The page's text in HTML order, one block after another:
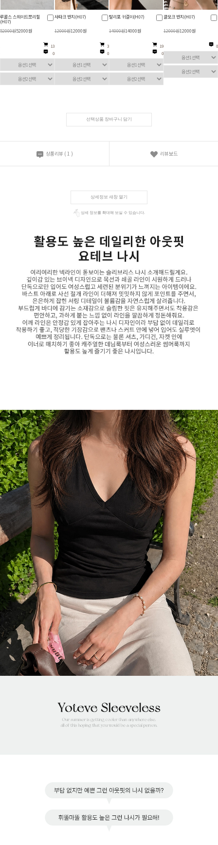
루콜스 스웨이드쪼리힐
(H07)
52000원52000원
13
0
사타크 반지(H07)
12000원12000원
3
0
탈리포 귀걸이(H07)
14000원14000원
19
0
클모크 반지(H07)
12000원12000원
0
선택상품 장바구니 담기
상품리뷰 ( 1 ) 리뷰보드
상세정보 새창 열기
상세 정보를 확대해 보실 수 있습니다.